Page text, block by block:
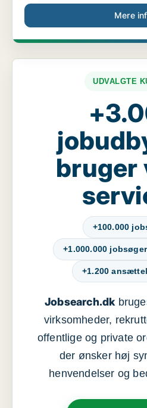
Mere
UDVALGTE
bruger
+100.000
+1.000.000
+1.200
Jobsearch.dk
virksomheder,
offentlige og private
der ønsker høj
henvendelser og